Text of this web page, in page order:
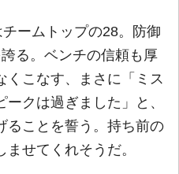
ームトップの28。防御
る。ベンチの信頼も厚
くこなす、まさに「ミス
クは過ぎました」と、
ることを誓う。持ち前の
せてくれそうだ。